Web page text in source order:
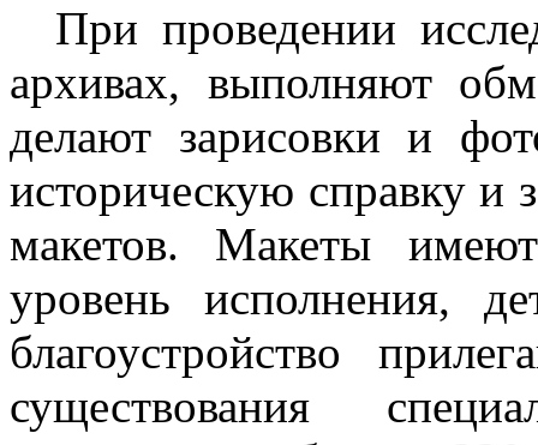
При проведении
архивах, выполняют
делают зарисовки и
историческую справку и
макетов. Макеты
уровень исполнения,
благоустройство
существования